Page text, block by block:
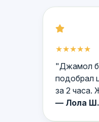
★★★★★
"Джамол
подобрал
за 2 часа.
— Лола Ш.